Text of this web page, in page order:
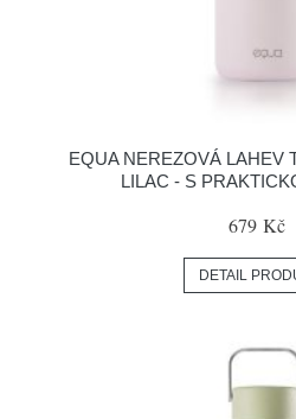
EQUA NEREZOVÁ LAHEV
LILAC - S
679 Kč
DETAIL